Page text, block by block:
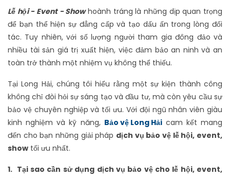
Lễ hội - Event - Showhoành tráng là những dịp quan trọng
để bạn thể hiện sự đẳng cấp và tạo dấu ấn trong lòng đối
tác. Tuy nhiên, với số lượng người tham gia đông đảo và
nhiều tài sản giá trị xuất hiện, việc đảm bảo an ninh và an
toàn trở thành một nhiệm vụ không thể thiếu.
Tại Long Hải, chúng tôi hiểu rằng một sự kiện thành công
không chỉ đòi hỏi sự sáng tạo và đầu tư, mà còn yêu cầu sự
bảo vệ chuyên nghiệp và tối ưu. Với đội ngũ nhân viên giàu
kinh nghiệm và kỹ năng, Bảo vệ Long Hảicam kết mang
đến cho bạn những giải pháp dịch vụ bảo vệ lễ hội, event,
show tối ưu nhất.
1. Tại sao cần sử dụng dịch vụ bảo vệ cho lễ hội, event,